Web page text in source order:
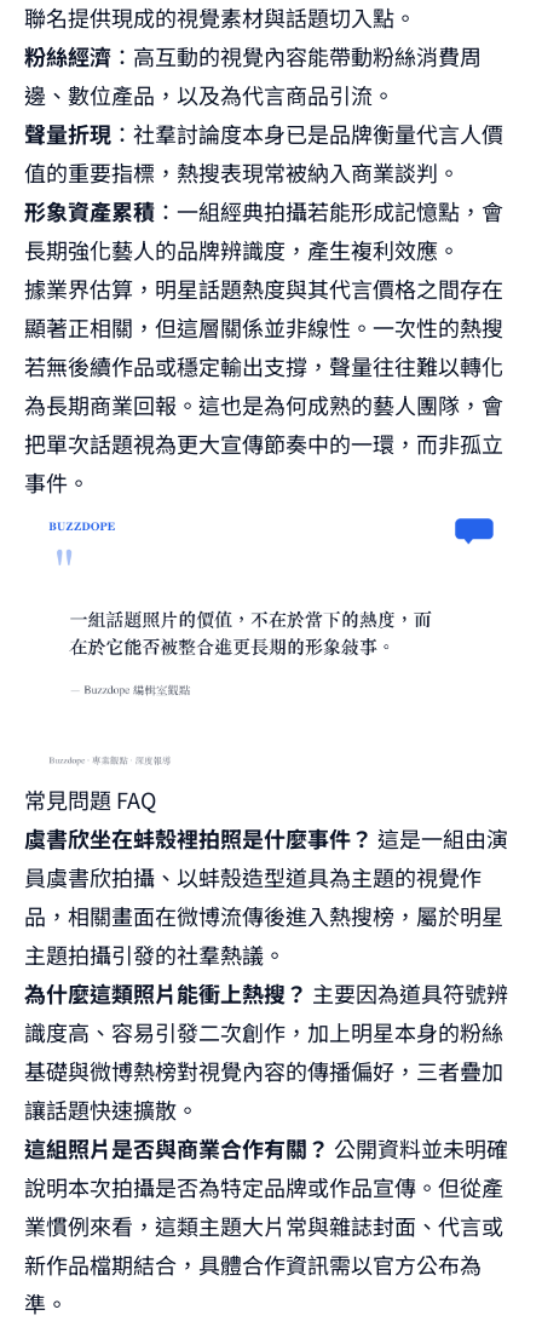
聯名提供現成的視覺素材與話題切入點。
粉絲經濟 ：高互動的視覺內容能帶動粉絲消費周
邊、數位產品，以及為代言商品引流。
聲量折現 ：社羣討論度本身已是品牌衡量代言人價
值的重要指標，熱搜表現常被納入商業談判。
形象資產累積 ：一組經典拍攝若能形成記憶點，會
長期強化藝人的品牌辨識度，產生複利效應。
據業界估算，明星話題熱度與其代言價格之間存在
顯著正相關，但這層關係並非線性。一次性的熱搜
若無後續作品或穩定輸出支撐，聲量往往難以轉化
為長期商業回報。這也是為何成熟的藝人團隊，會
把單次話題視為更大宣傳節奏中的一環，而非孤立
事件。
常見問題 FAQ
虞書欣坐在蚌殼裡拍照是什麼事件？ 這是一組由演
員虞書欣拍攝、以蚌殼造型道具為主題的視覺作
品，相關畫面在微博流傳後進入熱搜榜，屬於明星
主題拍攝引發的社羣熱議。
為什麼這類照片能衝上熱搜？ 主要因為道具符號辨
識度高、容易引發二次創作，加上明星本身的粉絲
基礎與微博熱榜對視覺內容的傳播偏好，三者疊加
讓話題快速擴散。
這組照片是否與商業合作有關？ 公開資料並未明確
說明本次拍攝是否為特定品牌或作品宣傳。但從產
業慣例來看，這類主題大片常與雜誌封面、代言或
新作品檔期結合，具體合作資訊需以官方公布為
準。